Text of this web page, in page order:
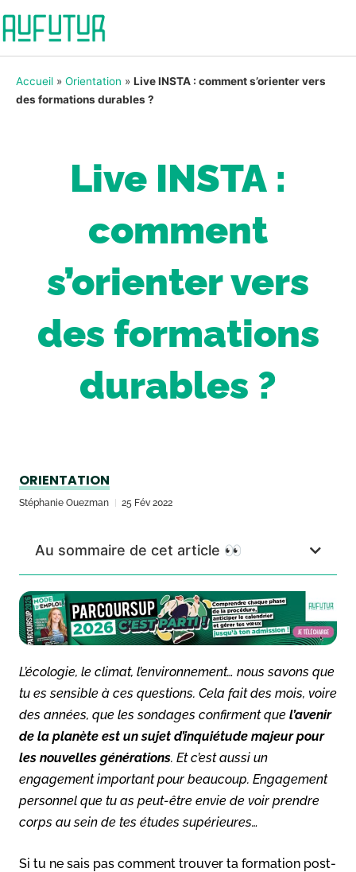
Accueil » Orientation » Live INSTA : comment s’orienter vers
des formations durables ?
Live INSTA :
comment
s’orienter vers
des formations
durables ?
ORIENTATION
Stéphanie Ouezman 25 Fév 2022
Au sommaire de cet article 👀
L’écologie, le climat, l’environnement… nous savons que
tu es sensible à ces questions. Cela fait des mois, voire
des années, que les sondages confirment que l’avenir
de la planète est un sujet d’inquiétude majeur pour
les nouvelles générations. Et c’est aussi un
engagement important pour beaucoup. Engagement
personnel que tu as peut-être envie de voir prendre
corps au sein de tes études supérieures…
Si tu ne sais pas comment trouver ta formation post-